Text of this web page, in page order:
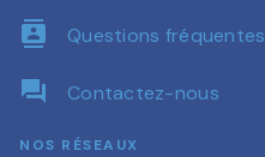
contacts Questions fréquentes
question_answer Contactez-nous
NOS RÉSEAUX